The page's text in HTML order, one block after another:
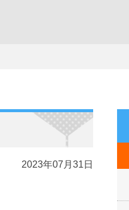
2023年07月31日